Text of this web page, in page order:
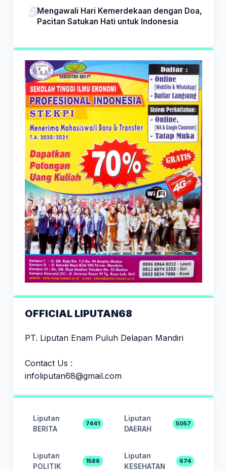
Mengawali Hari Kemerdekaan dengan Doa,
Pacitan Satukan Hati untuk Indonesia
OFFICIAL LIPUTAN68
PT. Liputan Enam Puluh Delapan Mandiri
Contact Us :
infoliputan68@gmail.com
Liputan
BERITA
7441
Liputan
DAERAH
5057
Liputan
POLITIK
1586
Liputan
KESEHATAN
674